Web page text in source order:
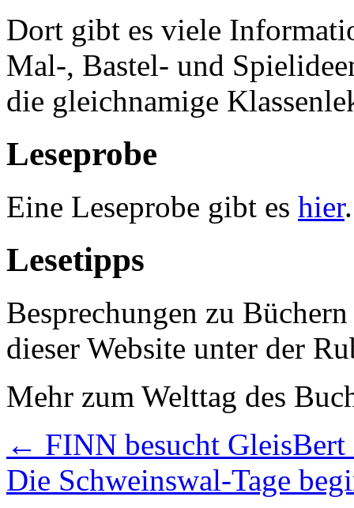
Dort gibt es viele
Mal-, Bastel- und
die gleichnamige
Leseprobe
Eine Leseprobe gibt es hier.
Lesetipps
Besprechungen zu
dieser Website unter der
Mehr zum Welttag des
← FINN besucht
Die Schweinswal-Tage